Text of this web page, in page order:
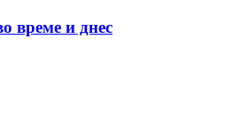
време и днес